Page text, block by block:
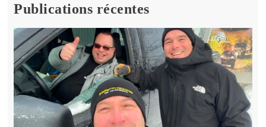
Publications récentes